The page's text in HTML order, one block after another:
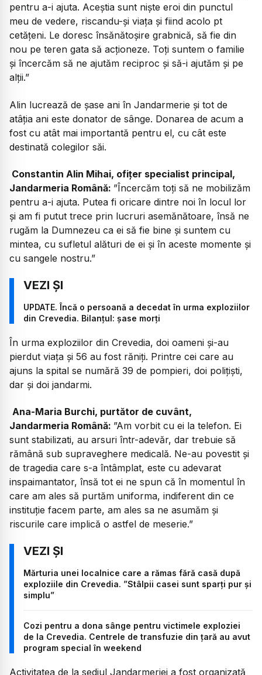
pentru a-i ajuta. Aceștia sunt niște eroi din punctul
meu de vedere, riscandu-și viața și fiind acolo pt
cetățeni. Le doresc însănătoșire grabnică, să fie din
nou pe teren gata să acționeze. Toți suntem o familie
și încercăm să ne ajutăm reciproc și să-i ajutăm și pe
alții.”
Alin lucrează de șase ani în Jandarmerie și tot de
atâția ani este donator de sânge. Donarea de acum a
fost cu atât mai importantă pentru el, cu cât este
destinată colegilor săi.
Constantin Alin Mihai, ofițer specialist principal,
Jandarmeria Română: ”Încercăm toți să ne mobilizăm
pentru a-i ajuta. Putea fi oricare dintre noi în locul lor
și am fi putut trece prin lucruri asemănătoare, însă ne
rugăm la Dumnezeu ca ei să fie bine și suntem cu
mintea, cu sufletul alături de ei și în aceste momente și
cu sangele nostru.”
UPDATE. Încă o persoană a decedat în urma exploziilor
din Crevedia. Bilanțul: șase morți
În urma exploziilor din Crevedia, doi oameni și-au
pierdut viața și 56 au fost răniți. Printre cei care au
ajuns la spital se numără 39 de pompieri, doi polițiști,
dar și doi jandarmi.
Ana-Maria Burchi, purtător de cuvânt,
Jandarmeria Română: ”Am vorbit cu ei la telefon. Ei
sunt stabilizati, au arsuri într-adevăr, dar trebuie să
rămână sub supraveghere medicală. Ne-au povestit și
de tragedia care s-a întâmplat, este cu adevarat
inspaimantator, însă tot ei ne spun că în momentul în
care am ales să purtăm uniforma, indiferent din ce
instituție facem parte, am ales sa ne asumăm și
riscurile care implică o astfel de meserie.”
Mărturia unei localnice care a rămas fără casă după
exploziile din Crevedia. ”Stâlpii casei sunt sparți pur și
simplu”
Cozi pentru a dona sânge pentru victimele exploziei
de la Crevedia. Centrele de transfuzie din țară au avut
program special în weekend
Activitatea de la sediul Jandarmeriei a fost organizată